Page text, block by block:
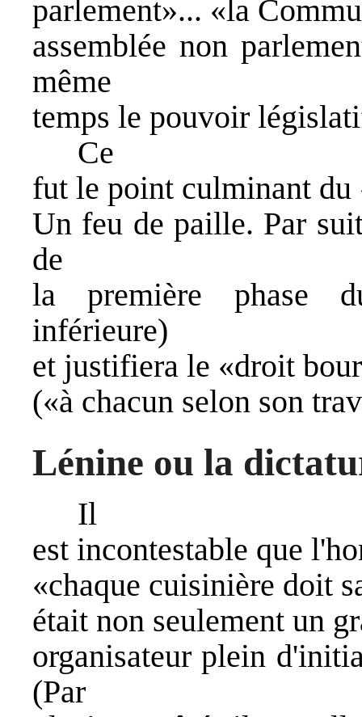
parlement»... «la
assemblée non
même
temps le pouvoir
Ce
fut le point culminant
Un feu de paille. Par
de
la première phase
inférieure)
et justifiera le «droit
(«à chacun selon son
Lénine ou la
Il
est incontestable que
«chaque cuisinière doit
était non seulement un
organisateur plein
(Par